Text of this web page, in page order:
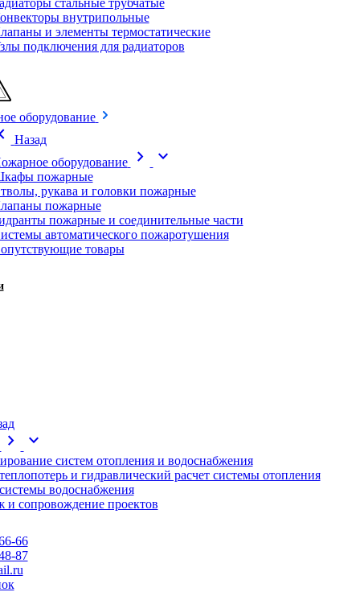
стальные трубчатые
внутрипольные
и элементы термостатические
подключения для радиаторов
оборудование
Назад
оборудование
chevron_right expand_more
пожарные
рукава и головки пожарные
пожарные
пожарные и соединительные части
автоматического пожаротушения
товары
chevron_right expand_more
систем отопления и водоснабжения
и гидравлический расчет системы отопления
водоснабжения
и сопровождение проектов
66
87